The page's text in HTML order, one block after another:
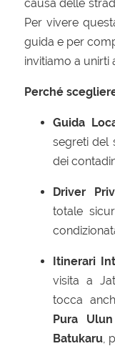
causa delle
Per vivere
guida e per
invitiamo a unirti
Perché
Guida
segreti del
dei
Driver
totale
Itinerari
visita a
tocca
Pura
Batukaru ,